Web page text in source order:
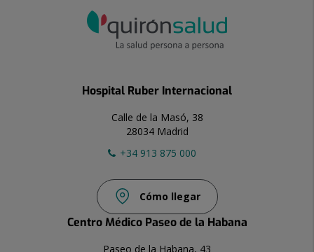
Hospital Ruber Internacional
Calle de la Masó, 38
28034 Madrid
+34 913 875 000
Cómo llegar
Centro Médico Paseo de la Habana
Paseo de la Habana, 43